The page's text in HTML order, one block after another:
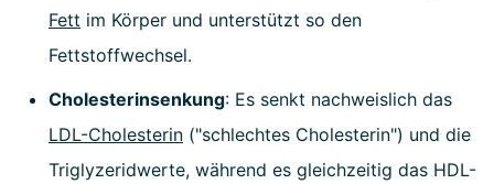
Fett im Körper und unterstützt so den
Fettstoffwechsel.
Cholesterinsenkung: Es senkt nachweislich das
LDL-Cholesterin ("schlechtes Cholesterin") und die
Triglyzeridwerte, während es gleichzeitig das HDL-